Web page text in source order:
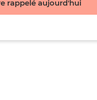
rappelé aujourd'hui